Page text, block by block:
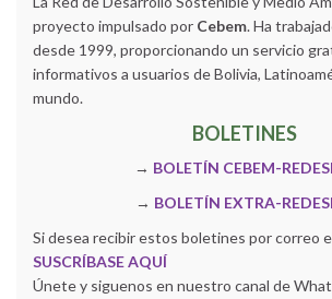
proyecto impulsado por Cebem. Ha
desde 1999, proporcionando un servicio
informativos a usuarios de Bolivia,
mundo.
BOLETINES
→ BOLETÍN CEBEM-
→ BOLETÍN EXTRA-
Si desea recibir estos boletines por correo
SUSCRÍBASE AQUÍ
Únete y siguenos en nuestro canal de